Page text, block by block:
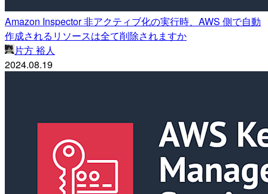
Amazon Inspector 非アクティブ化の実行時、AWS 側で自動
作成されるリソースは全て削除されますか
片方 裕人
2024.08.19